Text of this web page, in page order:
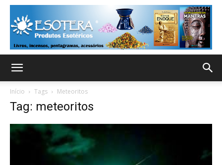
Início Tags Meteoritos
Tag: meteoritos